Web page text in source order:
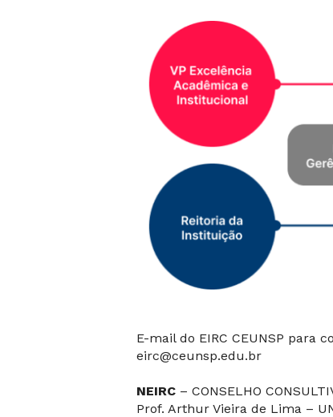
E-mail do EIRC CEUNSP para
eirc@ceunsp.edu.br
NEIRC – CONSELHO
Prof. Arthur Vieira de Lima –